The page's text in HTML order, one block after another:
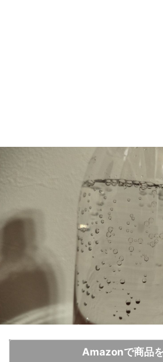
Amazonで商品